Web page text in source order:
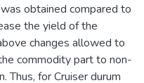
obtained compared to
the yield of the
changes allowed to
commodity part to non-
Thus, for Cruiser durum